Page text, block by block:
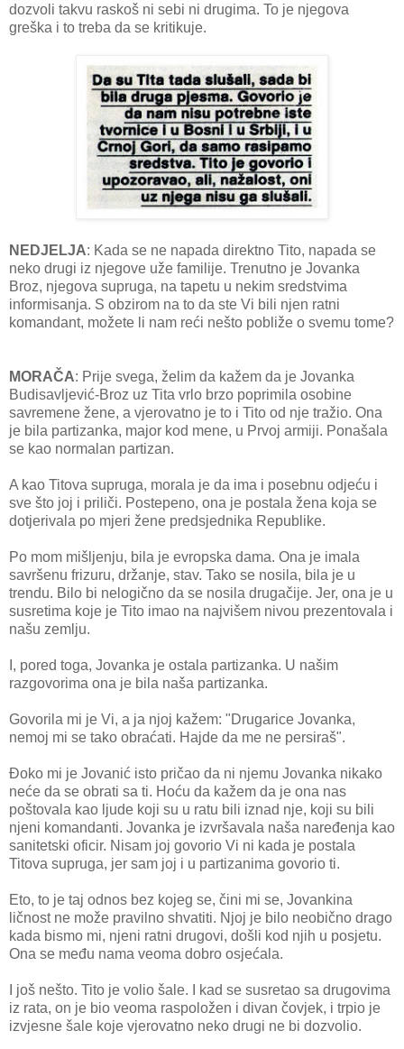
dozvoli takvu raskoš ni sebi ni drugima. To je njegova
greška i to treba da se kritikuje.
NEDJELJA: Kada se ne napada direktno Tito, napada se
neko drugi iz njegove uže familije. Trenutno je Jovanka
Broz, njegova supruga, na tapetu u nekim sredstvima
informisanja. S obzirom na to da ste Vi bili njen ratni
komandant, možete li nam reći nešto pobliže o svemu tome?
MORAČA: Prije svega, želim da kažem da je Jovanka
Budisavljević-Broz uz Tita vrlo brzo poprimila osobine
savremene žene, a vjerovatno je to i Tito od nje tražio. Ona
je bila partizanka, major kod mene, u Prvoj armiji. Ponašala
se kao normalan partizan.
A kao Titova supruga, morala je da ima i posebnu odjeću i
sve što joj i priliči. Postepeno, ona je postala žena koja se
dotjerivala po mjeri žene predsjednika Republike.
Po mom mišljenju, bila je evropska dama. Ona je imala
savršenu frizuru, držanje, stav. Tako se nosila, bila je u
trendu. Bilo bi nelogično da se nosila drugačije. Jer, ona je u
susretima koje je Tito imao na najvišem nivou prezentovala i
našu zemlju.
I, pored toga, Jovanka je ostala partizanka. U našim
razgovorima ona je bila naša partizanka.
Govorila mi je Vi, a ja njoj kažem: "Drugarice Jovanka,
nemoj mi se tako obraćati. Hajde da me ne persiraš".
Đoko mi je Jovanić isto pričao da ni njemu Jovanka nikako
neće da se obrati sa ti. Hoću da kažem da je ona nas
poštovala kao ljude koji su u ratu bili iznad nje, koji su bili
njeni komandanti. Jovanka je izvršavala naša naređenja kao
sanitetski oficir. Nisam joj govorio Vi ni kada je postala
Titova supruga, jer sam joj i u partizanima govorio ti.
Eto, to je taj odnos bez kojeg se, čini mi se, Jovankina
ličnost ne može pravilno shvatiti. Njoj je bilo neobično drago
kada bismo mi, njeni ratni drugovi, došli kod njih u posjetu.
Ona se među nama veoma dobro osjećala.
I još nešto. Tito je volio šale. I kad se susretao sa drugovima
iz rata, on je bio veoma raspoložen i divan čovjek, i trpio je
izvjesne šale koje vjerovatno neko drugi ne bi dozvolio.